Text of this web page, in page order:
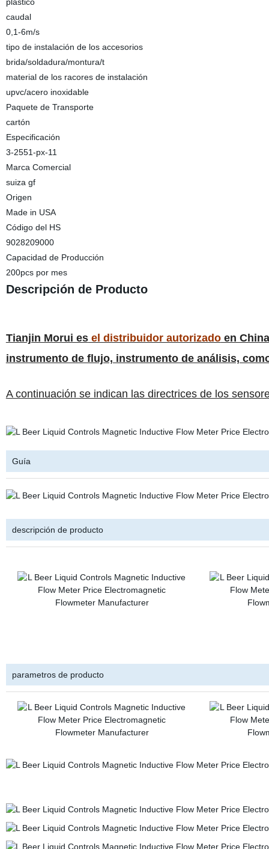
caudal
0,1-6m/s
tipo de instalación de los accesorios
brida/soldadura/montura/t
material de los racores de instalación
upvc/acero inoxidable
Paquete de Transporte
cartón
Especificación
3-2551-px-11
Marca Comercial
suiza gf
Origen
Made in USA
Código del HS
9028209000
Capacidad de Producción
200pcs por mes
Descripción de Producto
Tianjin Morui esel distribuidor autorizadoen
instrumento de flujo, instrumento de análisis,
A continuación se indican las directrices de los
Guía
descripción de producto
parametros de producto